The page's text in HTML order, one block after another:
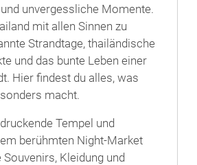
unvergessliche Momente.
mit allen Sinnen zu
Strandtage, thailändische
und das bunte Leben einer
Hier findest du alles, was
macht.
Tempel und
berühmten Night-Market
Kleidung und